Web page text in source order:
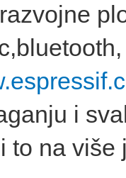
i
to na